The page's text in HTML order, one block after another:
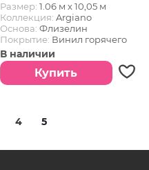
Размер: 1.06 м х 10,05 м
Коллекция: Argiano
Основа: Флизелин
Покрытие: Винил горячего
тиснения
Страна:Италия
В наличии
Купить
4 5